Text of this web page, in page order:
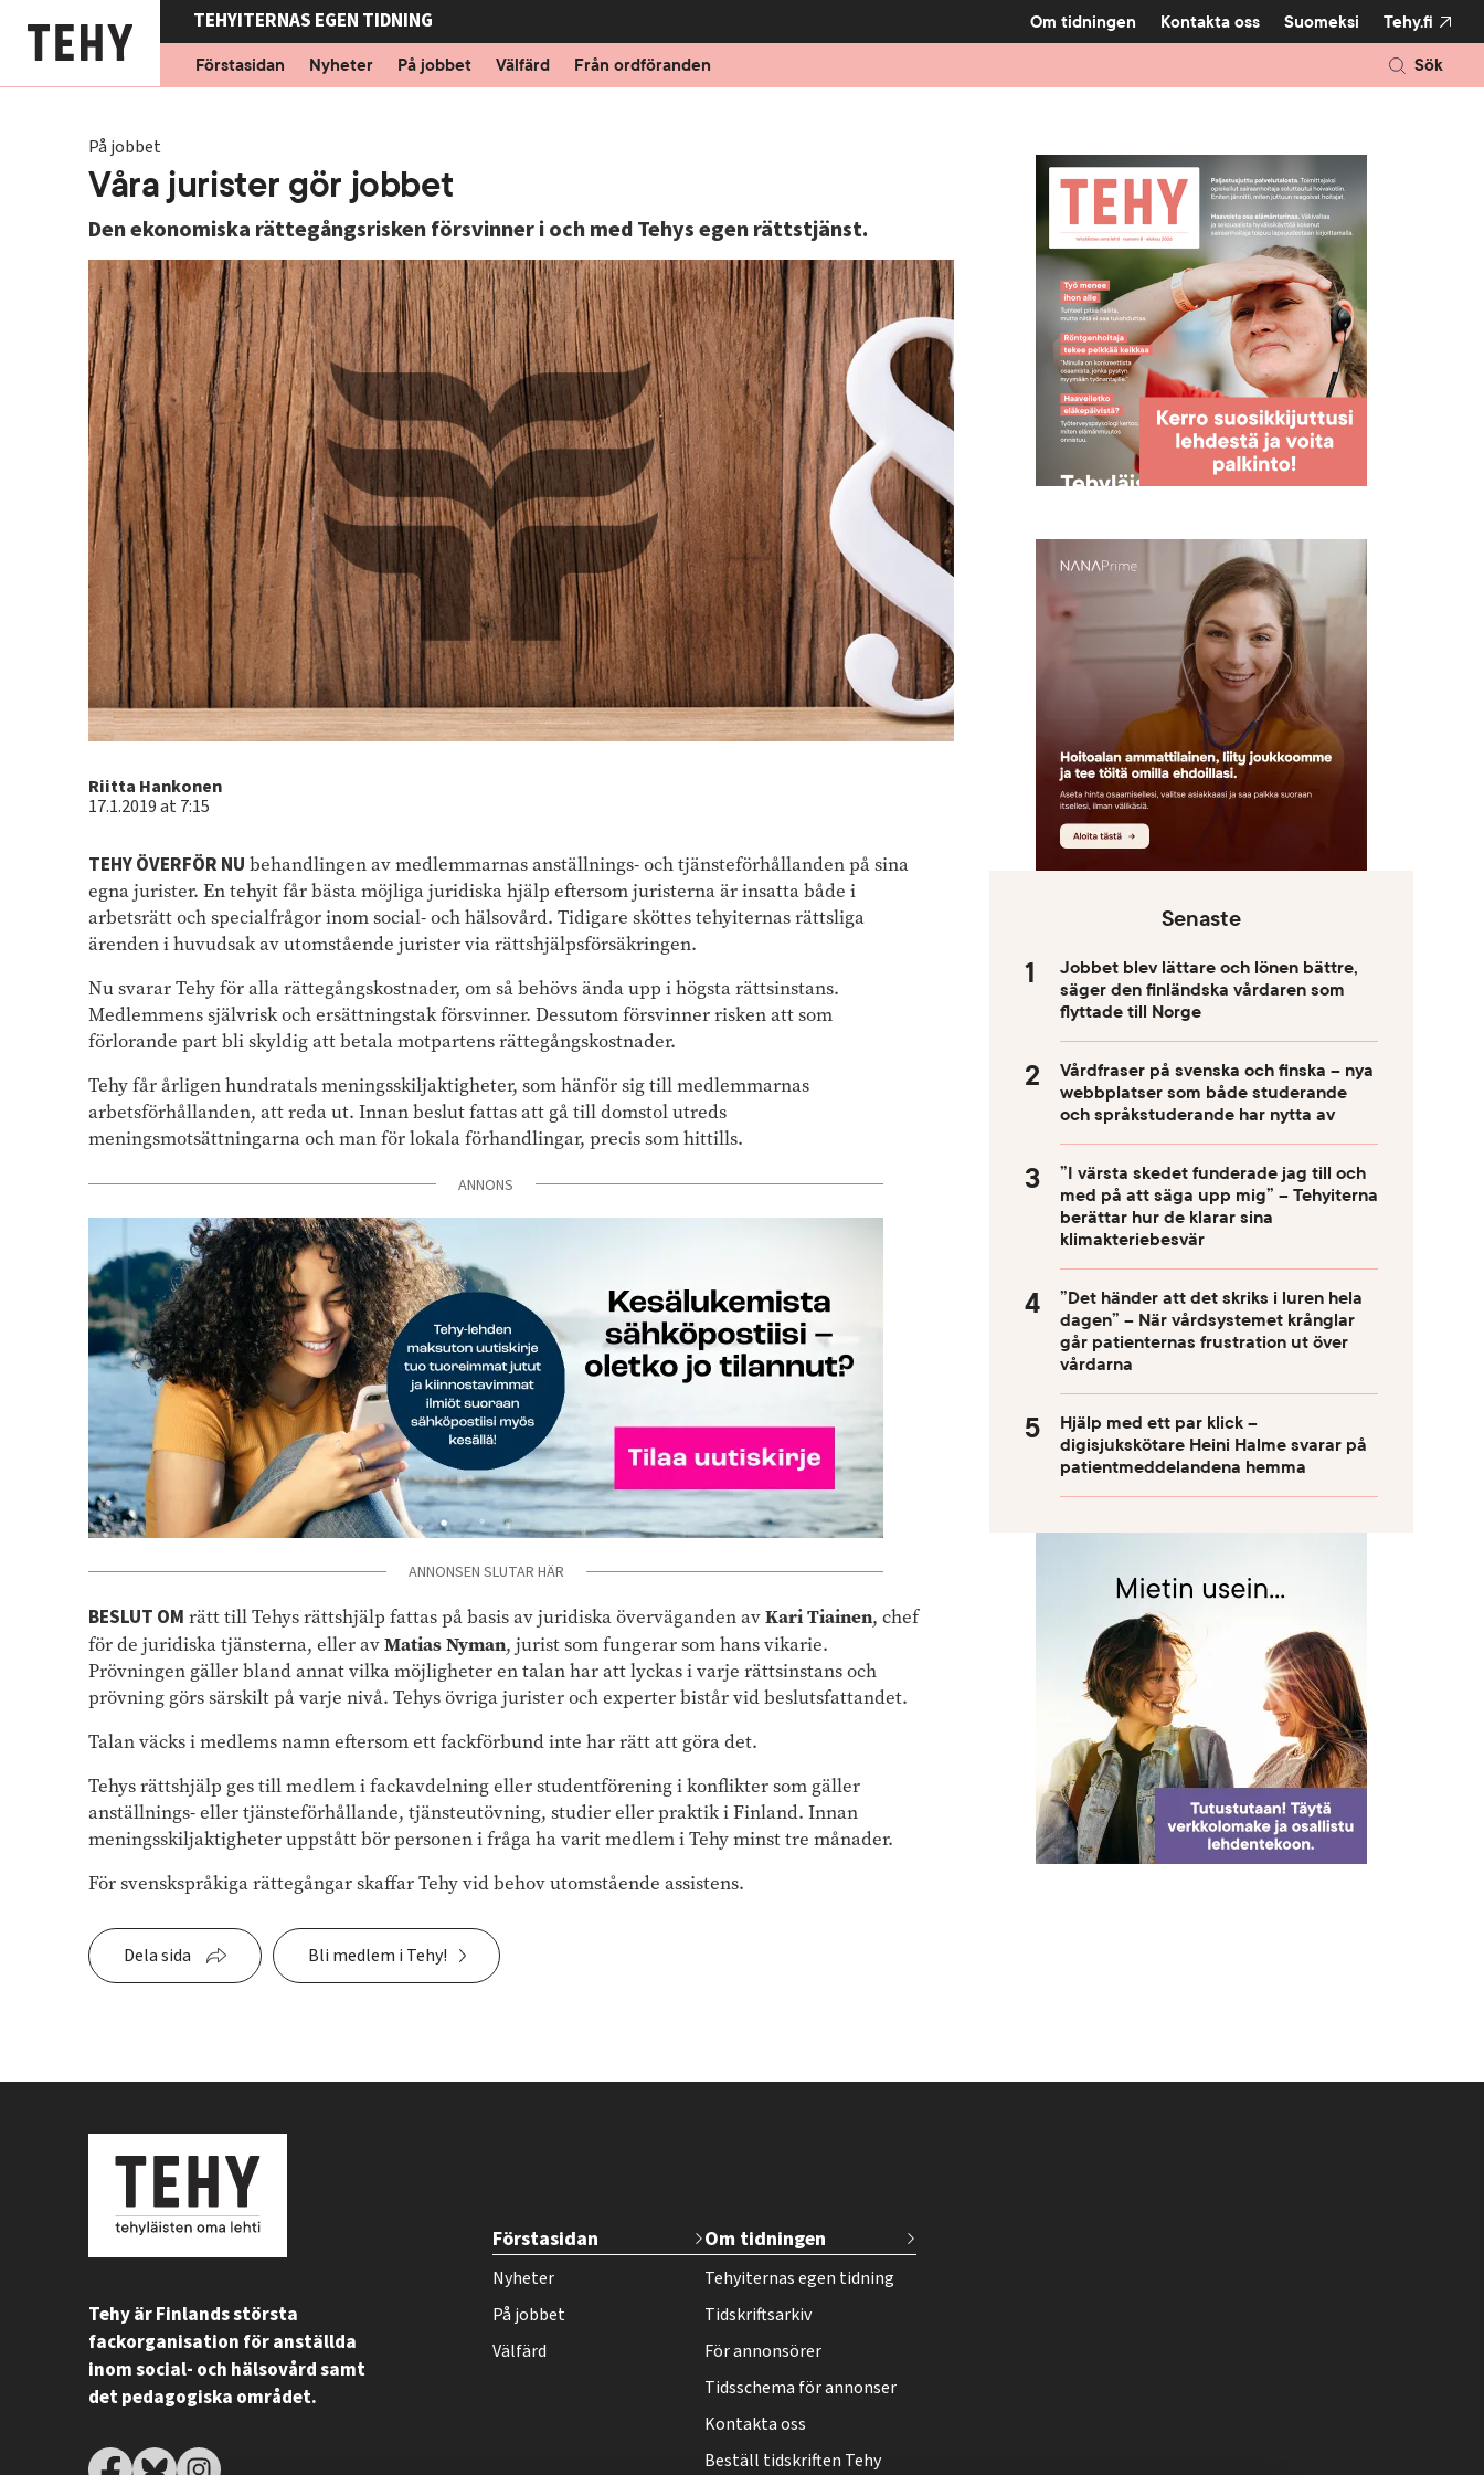
huvudinnehåll
TEHYITERNAS EGEN TIDNING Show submenu for
Om tidningen Kontakta oss Suomeksi
Tehy.fi
Förstasidan
Nyheter På jobbet Välfärd Från ordföranden Sök
På jobbet
Våra jurister gör jobbet
Den ekonomiska rättegångsrisken försvinner i och med Tehys egen rättstjänst.
Author
Riitta Hankonen
17.1.2019 at 7:15
TEHY ÖVERFÖR NU behandlingen av medlemmarnas anställnings- och tjänsteförhållanden på sina
egna jurister. En tehyit får bästa möjliga juridiska hjälp eftersom juristerna är insatta både i
arbetsrätt och specialfrågor inom social- och hälsovård. Tidigare sköttes tehyiternas rättsliga
ärenden i huvudsak av utomstående jurister via rättshjälpsförsäkringen.
Nu svarar Tehy för alla rättegångskostnader, om så behövs ända upp i högsta rättsinstans.
Medlemmens självrisk och ersättningstak försvinner. Dessutom försvinner risken att som
förlorande part bli skyldig att betala motpartens rättegångskostnader.
Tehy får årligen hundratals meningsskiljaktigheter, som hänför sig till medlemmarnas
arbetsförhållanden, att reda ut. Innan beslut fattas att gå till domstol utreds
meningsmotsättningarna och man för lokala förhandlingar, precis som hittills.
ANNONS
ANNONSEN SLUTAR HÄR
BESLUT OM rätt till Tehys rättshjälp fattas på basis av juridiska överväganden avKari Tiainen, chef
för de juridiska tjänsterna, eller avMatias Nyman, jurist som fungerar som hans vikarie.
Prövningen gäller bland annat vilka möjligheter en talan har att lyckas i varje rättsinstans och
prövning görs särskilt på varje nivå. Tehys övriga jurister och experter bistår vid beslutsfattandet.
Talan väcks i medlems namn eftersom ett fackförbund inte har rätt att göra det.
Tehys rättshjälp ges till medlem i fackavdelning eller studentförening i konflikter som gäller
anställnings- eller tjänsteförhållande, tjänsteutövning, studier eller praktik i Finland. Innan
meningsskiljaktigheter uppstått bör personen i fråga ha varit medlem i Tehy minst tre månader.
För svenskspråkiga rättegångar skaffar Tehy vid behov utomstående assistens.
Dela sida Bli medlem i Tehy!
Senaste
Jobbet blev lättare och lönen bättre,
säger den finländska vårdaren som
flyttade till Norge
Vårdfraser på svenska och finska – nya
webbplatser som både studerande
och språkstuderande har nytta av
”I värsta skedet funderade jag till och
med på att säga upp mig” – Tehyiterna
berättar hur de klarar sina
klimakteriebesvär
”Det händer att det skriks i luren hela
dagen” – När vårdsystemet krånglar
går patienternas frustration ut över
vårdarna
Hjälp med ett par klick –
digisjukskötare Heini Halme svarar på
patientmeddelandena hemma
Tehy är Finlands största
fackorganisation för anställda
inom social- och hälsovård samt
det pedagogiska området.
e
h
y
-
Förstasidan
Nyheter
På jobbet
Välfärd
Om tidningen
Tehyiternas egen tidning
Tidskriftsarkiv
För annonsörer
Tidsschema för annonser
Kontakta oss
Beställ tidskriften Tehy